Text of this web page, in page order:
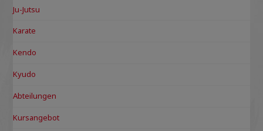
Ju-Jutsu
Karate
Kendo
Kyudo
Abteilungen
Kursangebot